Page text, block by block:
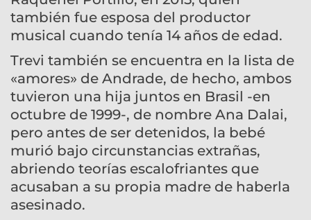
también fue esposa del productor
musical cuando tenía 14 años de edad.
Trevi también se encuentra en la lista de
«amores» de Andrade, de hecho, ambos
tuvieron una hija juntos en Brasil -en
octubre de 1999-, de nombre Ana Dalai,
pero antes de ser detenidos, la bebé
murió bajo circunstancias extrañas,
abriendo teorías escalofriantes que
acusaban a su propia madre de haberla
asesinado.